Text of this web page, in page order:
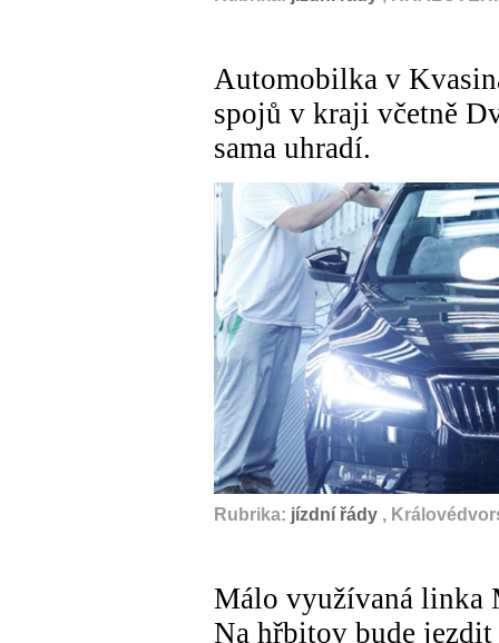
Automobilka v
spojů v kraji včetně
sama uhradí.
Rubrika: jízdní řády ,
Málo využívaná linka
Na hřbitov bude